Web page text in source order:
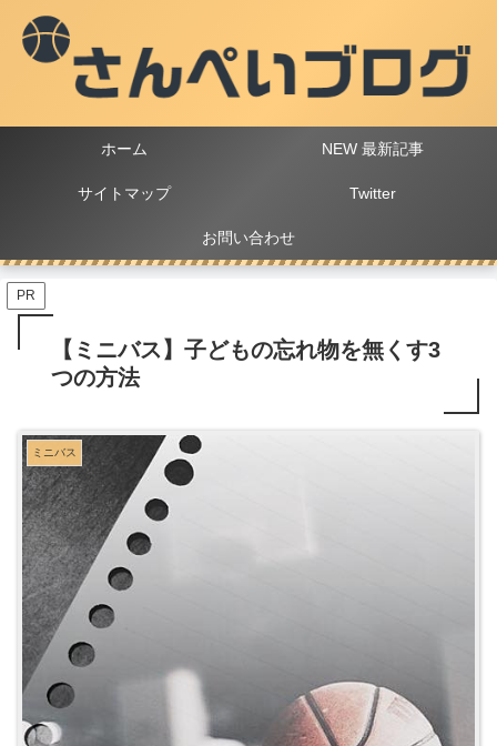
ホーム NEW 最新記事
サイトマップ Twitter
お問い合わせ
PR
【ミニバス】子どもの忘れ物を無くす3
つの方法
ミニバス